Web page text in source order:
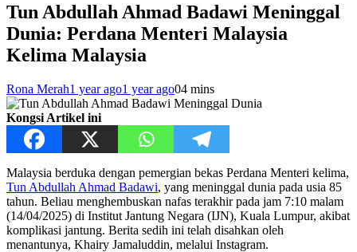
Tun Abdullah Ahmad Badawi Meninggal
Dunia: Perdana Menteri Malaysia
Kelima​ Malaysia
Rona Merah1 year ago1 year ago04 mins
Kongsi Artikel ini
Malaysia berduka dengan pemergian bekas Perdana Menteri kelima,
Tun Abdullah Ahmad Badawi, yang meninggal dunia pada usia 85
tahun. Beliau menghembuskan nafas terakhir pada jam 7:10 malam
(14/04/2025) di Institut Jantung Negara (IJN), Kuala Lumpur, akibat
komplikasi jantung. Berita sedih ini telah disahkan oleh
menantunya, Khairy Jamaluddin, melalui Instagram.